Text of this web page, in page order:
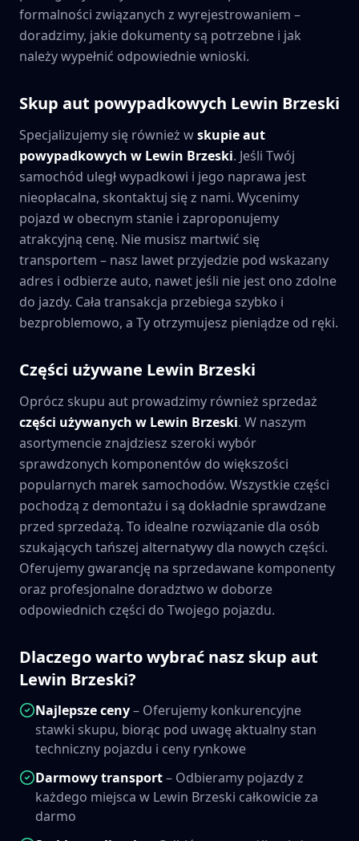
formalności związanych z wyrejestrowaniem –
doradzimy, jakie dokumenty są potrzebne i jak
należy wypełnić odpowiednie wnioski.
Skup aut powypadkowych Lewin Brzeski
Specjalizujemy się również wskupie aut
powypadkowych w Lewin Brzeski. Jeśli Twój
samochód uległ wypadkowi i jego naprawa jest
nieopłacalna, skontaktuj się z nami. Wycenimy
pojazd w obecnym stanie i zaproponujemy
atrakcyjną cenę. Nie musisz martwić się
transportem – nasz lawet przyjedzie pod wskazany
adres i odbierze auto, nawet jeśli nie jest ono zdolne
do jazdy. Cała transakcja przebiega szybko i
bezproblemowo, a Ty otrzymujesz pieniądze od ręki.
Części używane Lewin Brzeski
Oprócz skupu aut prowadzimy również sprzedaż
części używanych w Lewin Brzeski. W naszym
asortymencie znajdziesz szeroki wybór
sprawdzonych komponentów do większości
popularnych marek samochodów. Wszystkie części
pochodzą z demontażu i są dokładnie sprawdzane
przed sprzedażą. To idealne rozwiązanie dla osób
szukających tańszej alternatywy dla nowych części.
Oferujemy gwarancję na sprzedawane komponenty
oraz profesjonalne doradztwo w doborze
odpowiednich części do Twojego pojazdu.
Dlaczego warto wybrać nasz skup aut
Lewin Brzeski?
Najlepsze ceny– Oferujemy konkurencyjne
stawki skupu, biorąc pod uwagę aktualny stan
techniczny pojazdu i ceny rynkowe
Darmowy transport– Odbieramy pojazdy z
każdego miejsca w Lewin Brzeski całkowicie za
darmo